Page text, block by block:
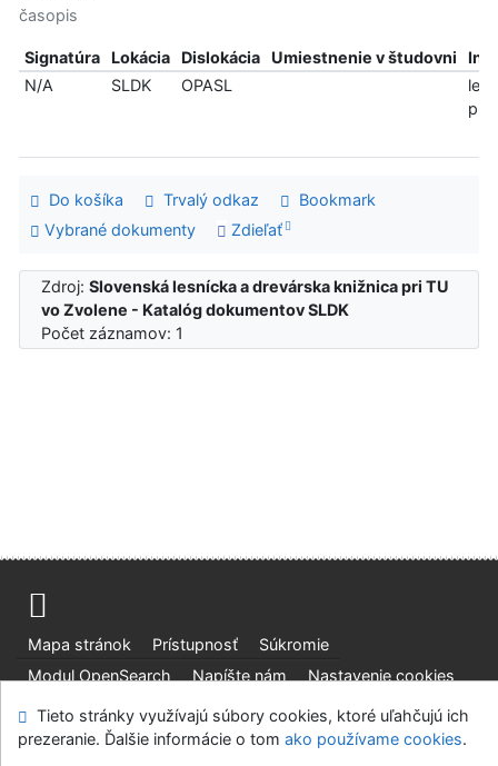
časopis
Signatúra Lokácia Dislokácia Umiestnenie v študovni
Info
N/A
SLDK OPASL
len
Do košíka Trvalý odkaz
Bookmark
Vybrané dokumenty
Zdieľať
Zdroj:Slovenská lesnícka a drevárska knižnica pri TU
vo Zvolene - Katalóg dokumentov SLDK
Počet záznamov: 1
Mapa stránok Prístupnosť
Súkromie
Modul OpenSearch
Napíšte nám Nastavenie cookies
Slovenská lesnícka a drevárska knižnica pri Technickej
univerzite vo Zvolene
Tieto stránky využívajú súbory cookies, ktoré uľahčujú ich
prezeranie. Ďalšie informácie o tom ako používame cookies.